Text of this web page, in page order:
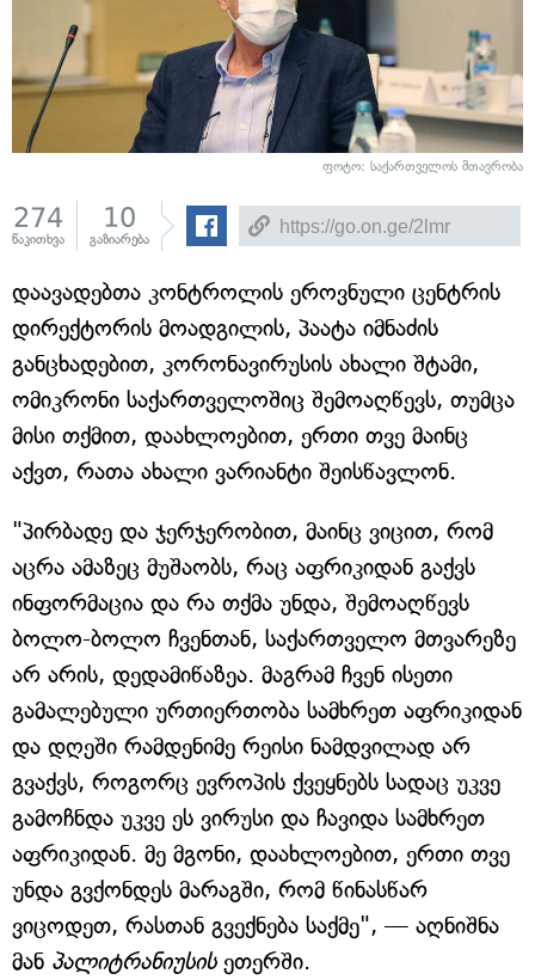
ფოტო: საქართველოს მთავრობა
274
წაკითხვა
10
გაზიარება
დაავადებთა კონტროლის ეროვნული ცენტრის
დირექტორის მოადგილის, პაატა იმნაძის
განცხადებით, კორონავირუსის ახალი შტამი,
ომიკრონი საქართველოშიც შემოაღწევს, თუმცა
მისი თქმით, დაახლოებით, ერთი თვე მაინც
აქვთ, რათა ახალი ვარიანტი შეისწავლონ.
"პირბადე და ჯერჯერობით, მაინც ვიცით, რომ
აცრა ამაზეც მუშაობს, რაც აფრიკიდან გაქვს
ინფორმაცია და რა თქმა უნდა, შემოაღწევს
ბოლო-ბოლო ჩვენთან, საქართველო მთვარეზე
არ არის, დედამიწაზეა. მაგრამ ჩვენ ისეთი
გამალებული ურთიერთობა სამხრეთ აფრიკიდან
და დღეში რამდენიმე რეისი ნამდვილად არ
გვაქვს, როგორც ევროპის ქვეყნებს სადაც უკვე
გამოჩნდა უკვე ეს ვირუსი და ჩავიდა სამხრეთ
აფრიკიდან. მე მგონი, დაახლოებით, ერთი თვე
უნდა გვქონდეს მარაგში, რომ წინასწარ
ვიცოდეთ, რასთან გვექნება საქმე", — აღნიშნა
მან პალიტრანიუსისეთერში.